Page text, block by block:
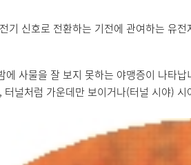
기 신호로 전환하는 기전에 관여하는 유
사물을 잘 보지 못하는 야맹증이 나타
널처럼 가운데만 보이거나(터널 시야)